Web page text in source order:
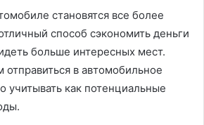
становятся все более
способ сэкономить деньги
больше интересных мест.
в автомобильное
учитывать как потенциальные